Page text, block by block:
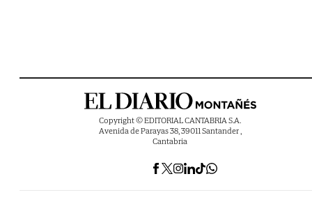
Copyright © EDITORIAL CANTABRIA S.A.
Avenida de Parayas 38, 39011 Santander ,
Cantabria